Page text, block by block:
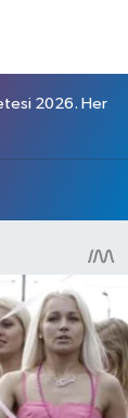
2026. Her